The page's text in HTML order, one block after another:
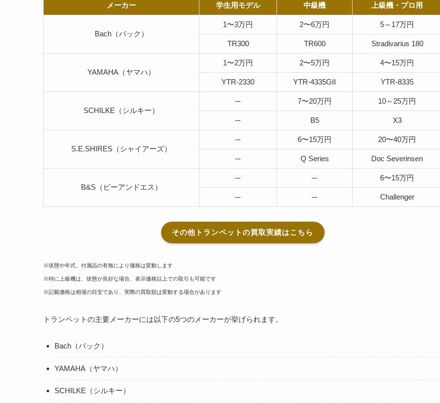
メーカー 学生用モデル 中級機 上級機・プロ用
Bach（バック）
1〜3万円 2〜6万円 5～17万円
TR300 TR600 Stradivarius 180
YAMAHA（ヤマハ）
1〜2万円 2〜5万円 4〜15万円
YTR-2330 YTR-4335GII YTR-8335
SCHILKE（シルキー）
─ 7〜20万円 10～25万円
─ B5 X3
S.E.SHIRES（シャイアーズ）
─ 6〜15万円 20〜40万円
─ Q Series Doc Severinsen
B&S（ビーアンドエス）
─ ─ 6〜15万円
─ ─ Challenger
その他トランペットの買取実績はこちら
※状態や年式、付属品の有無により価格は変動します
※特に上級機は、状態が良好な場合、表示価格以上での取引も可能です
※記載価格は相場の目安であり、実際の買取額は変動する場合があります
トランペットの主要メーカーには以下の5つのメーカーが挙げられます。
Bach（バック）
YAMAHA（ヤマハ）
SCHILKE（シルキー）